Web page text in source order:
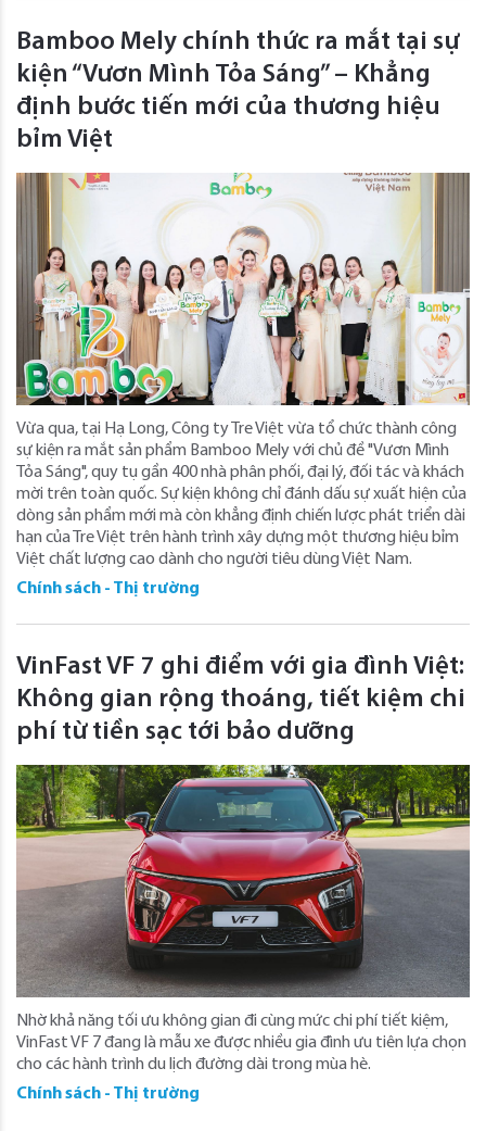
Bamboo Mely chính thức ra mắt tại sự
kiện “Vươn Mình Tỏa Sáng” – Khẳng
định bước tiến mới của thương hiệu
bỉm Việt
Vừa qua, tại Hạ Long, Công ty Tre Việt vừa tổ chức thành công
sự kiện ra mắt sản phẩm Bamboo Mely với chủ đề "Vươn Mình
Tỏa Sáng", quy tụ gần 400 nhà phân phối, đại lý, đối tác và khách
mời trên toàn quốc. Sự kiện không chỉ đánh dấu sự xuất hiện của
dòng sản phẩm mới mà còn khẳng định chiến lược phát triển dài
hạn của Tre Việt trên hành trình xây dựng một thương hiệu bỉm
Việt chất lượng cao dành cho người tiêu dùng Việt Nam.
Chính sách - Thị trường
VinFast VF 7 ghi điểm với gia đình Việt:
Không gian rộng thoáng, tiết kiệm chi
phí từ tiền sạc tới bảo dưỡng
Nhờ khả năng tối ưu không gian đi cùng mức chi phí tiết kiệm,
VinFast VF 7 đang là mẫu xe được nhiều gia đình ưu tiên lựa chọn
cho các hành trình du lịch đường dài trong mùa hè.
Chính sách - Thị trường